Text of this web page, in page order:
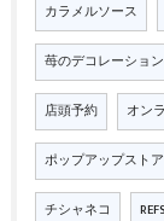
カラメルソース
苺のデコレーショ
店頭予約 オン
ポップアップストア
チシャネコ REFS